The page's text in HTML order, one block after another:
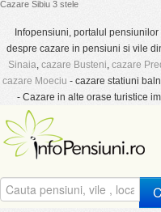
Cazare Sibiu 3 stele
Infopensiuni, portalul
despre cazare in pensiuni si vile
Sinaia, cazare Busteni, cazare
cazare Moeciu - cazare statiuni
- Cazare in alte orase turistice